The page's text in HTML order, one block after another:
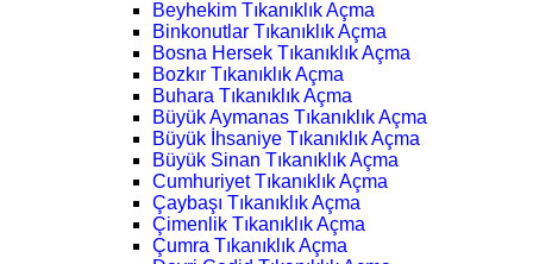
Beyhekim Tıkanıklık Açma
Binkonutlar Tıkanıklık Açma
Bosna Hersek Tıkanıklık Açma
Bozkır Tıkanıklık Açma
Buhara Tıkanıklık Açma
Büyük Aymanas Tıkanıklık Açma
Büyük İhsaniye Tıkanıklık Açma
Büyük Sinan Tıkanıklık Açma
Cumhuriyet Tıkanıklık Açma
Çaybaşı Tıkanıklık Açma
Çimenlik Tıkanıklık Açma
Çumra Tıkanıklık Açma